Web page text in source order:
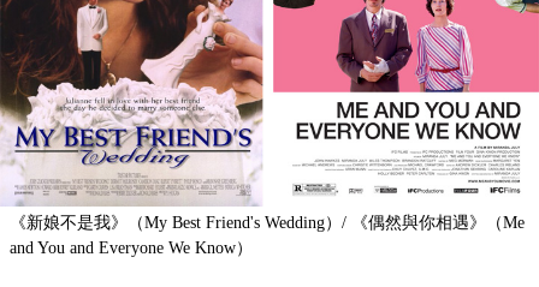
《新娘不是我》（My Best Friend's Wedding）/ 《偶然與你相遇》（Me
and You and Everyone We Know）